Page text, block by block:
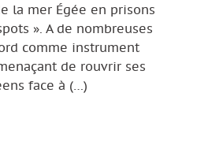
la mer Égée en prisons
». A de nombreuses
comme instrument
de rouvrir ses
face à (…)